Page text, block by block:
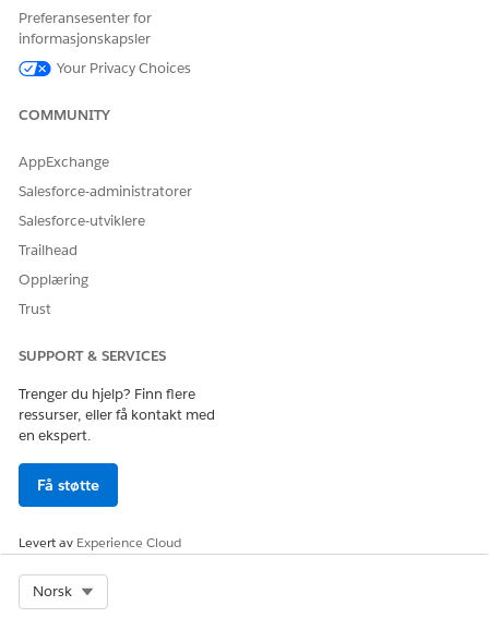
HJALP DENNE ARTIKKELEN MED Å LØSE PROBLEMET DITT?
La oss få vite det slik at vi kan forbedre!
Preferansesenter for
informasjonskapsler
Your Privacy Choices
COMMUNITY
AppExchange
Salesforce-administratorer
Salesforce-utviklere
Trailhead
Opplæring
Trust
SUPPORT & SERVICES
Trenger du hjelp? Finn flere
ressurser, eller få kontakt med
en ekspert.
Få støtte
Levert av Experience Cloud
Norsk